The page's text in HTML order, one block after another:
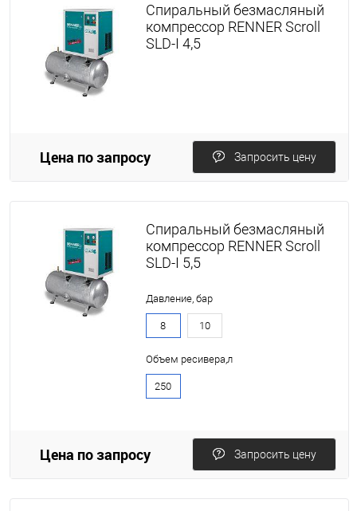
Спиральный безмасляный
компрессор RENNER Scroll
SLD-I 4,5
Цена по запросу Запросить цену
Спиральный безмасляный
компрессор RENNER Scroll
SLD-I 5,5
Давление, бар
8 10
Объем ресивера,л
250
Цена по запросу Запросить цену